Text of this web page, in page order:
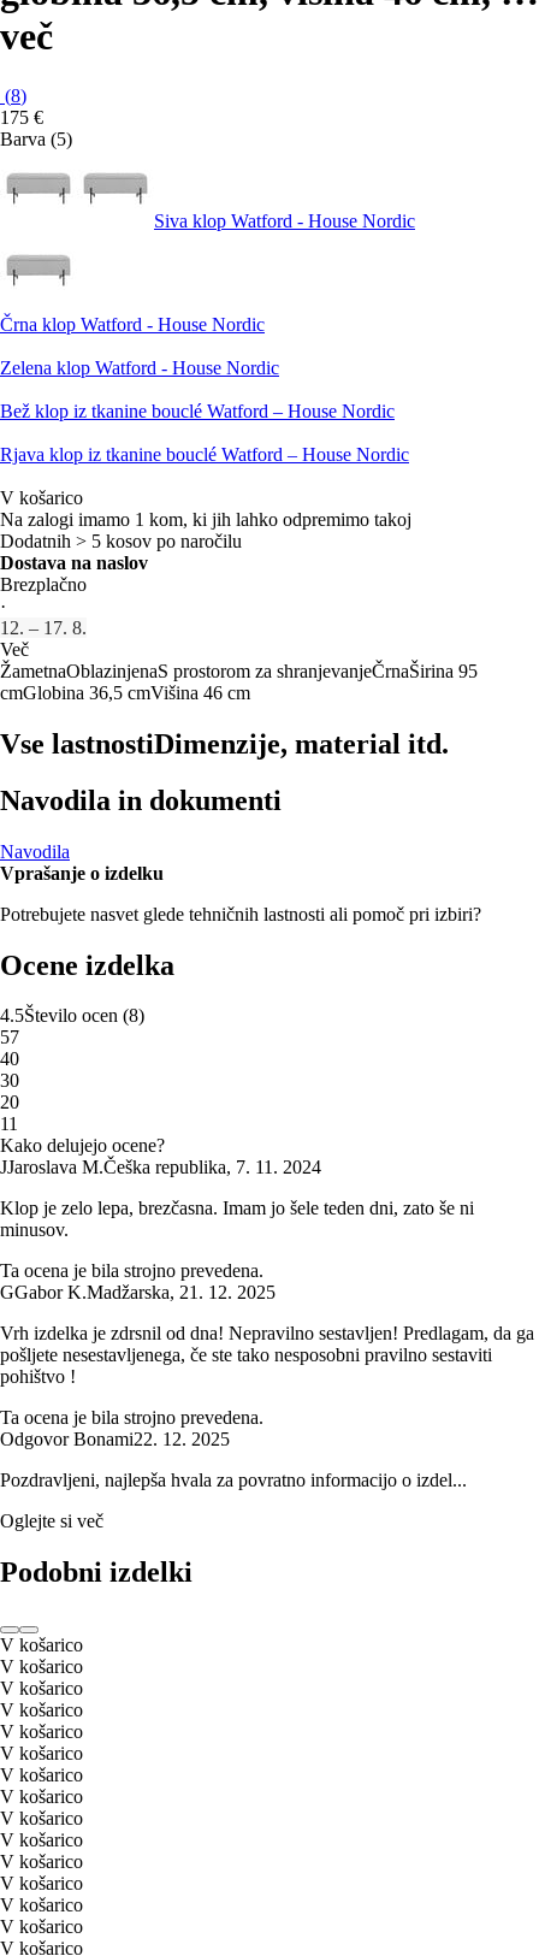
več
(8)
175 €
Barva (5)
Siva klop Watford - House Nordic
Črna klop Watford - House Nordic
Zelena klop Watford - House Nordic
Bež klop iz tkanine bouclé Watford – House Nordic
Rjava klop iz tkanine bouclé Watford – House Nordic
V košarico
Na zalogi imamo 1 kom, ki jih lahko odpremimo takoj
Dodatnih > 5 kosov po naročilu
Dostava na naslov
Brezplačno
·
12. – 17. 8.
Več
ŽametnaOblazinjenaS prostorom za shranjevanjeČrnaŠirina 95
cmGlobina 36,5 cmVišina 46 cm
Vse lastnostiDimenzije, material itd.
Navodila in dokumenti
Navodila
Vprašanje o izdelku
Potrebujete nasvet glede tehničnih lastnosti ali pomoč pri izbiri?
Ocene izdelka
4.5Število ocen (8)
57
40
30
20
11
Kako delujejo ocene?
JJaroslava M.Češka republika, 7. 11. 2024
Klop je zelo lepa, brezčasna. Imam jo šele teden dni, zato še ni
minusov.
Ta ocena je bila strojno prevedena.
GGabor K.Madžarska, 21. 12. 2025
Vrh izdelka je zdrsnil od dna! Nepravilno sestavljen! Predlagam, da ga
pošljete nesestavljenega, če ste tako nesposobni pravilno sestaviti
pohištvo !
Ta ocena je bila strojno prevedena.
Odgovor Bonami22. 12. 2025
Pozdravljeni, najlepša hvala za povratno informacijo o izdel...
Oglejte si več
Podobni izdelki
V košarico
V košarico
V košarico
V košarico
V košarico
V košarico
V košarico
V košarico
V košarico
V košarico
V košarico
V košarico
V košarico
V košarico
V košarico